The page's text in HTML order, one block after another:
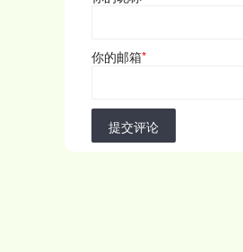
你的邮箱*
提交评论